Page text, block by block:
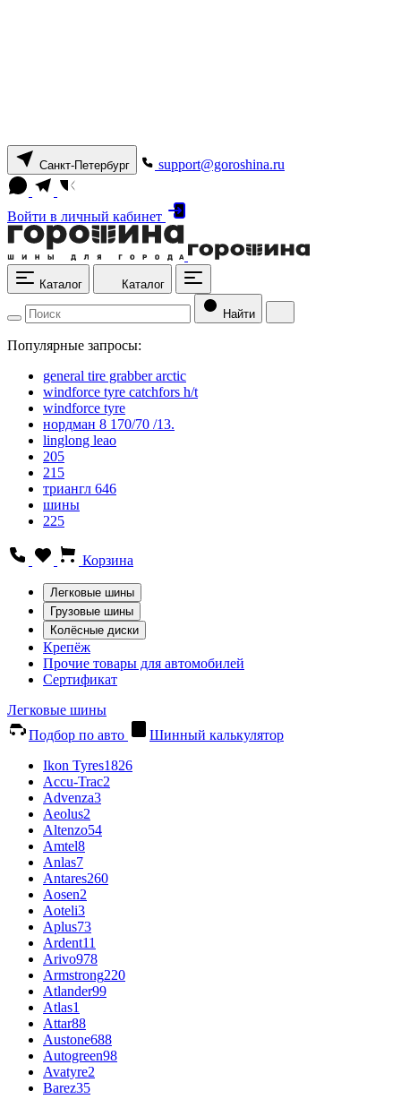
Санкт-Петербург support@goroshina.ru
Войти в личный кабинет
Каталог Каталог
Найти
Популярные запросы:
general tire grabber arctic
windforce tyre catchfors h/t
windforce tyre
нордман 8 170/70 /13.
linglong leao
205
215
триангл 646
шины
225
Корзина
Легковые шины
Грузовые шины
Колёсные диски
Крепёж
Прочие товары для автомобилей
Сертификат
Легковые шины
Подбор по авто
Шинный калькулятор
Ikon Tyres1826
Accu-Trac2
Advenza3
Aeolus2
Altenzo54
Amtel8
Anlas7
Antares260
Aosen2
Aoteli3
Aplus73
Ardent11
Arivo978
Armstrong220
Atlander99
Atlas1
Attar88
Austone688
Autogreen98
Avatyre2
Barez35